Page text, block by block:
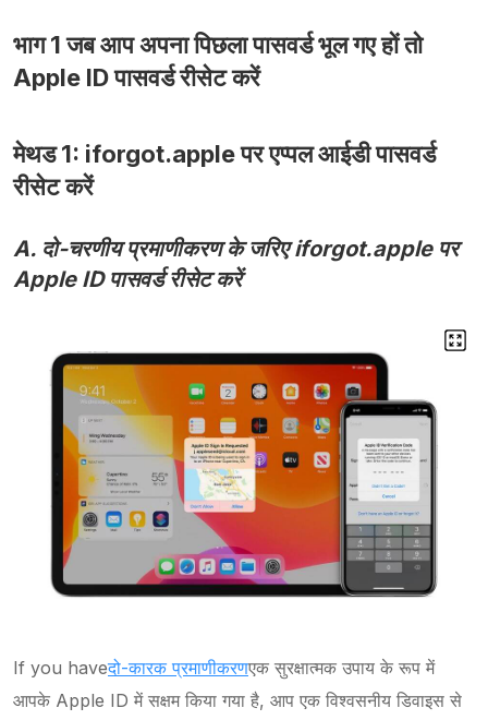
भाग 1 जब आप अपना पिछला पासवर्ड भूल गए हों तो
Apple ID पासवर्ड रीसेट करें
मेथड 1: iforgot.apple पर एप्पल आईडी पासवर्ड
रीसेट करें
A. दो-चरणीय प्रमाणीकरण के जरिए iforgot.apple पर
Apple ID पासवर्ड रीसेट करें
If you haveदो-कारक प्रमाणीकरणएक सुरक्षात्मक उपाय के रूप में
आपके Apple ID में सक्षम किया गया है, आप एक विश्वसनीय डिवाइस से